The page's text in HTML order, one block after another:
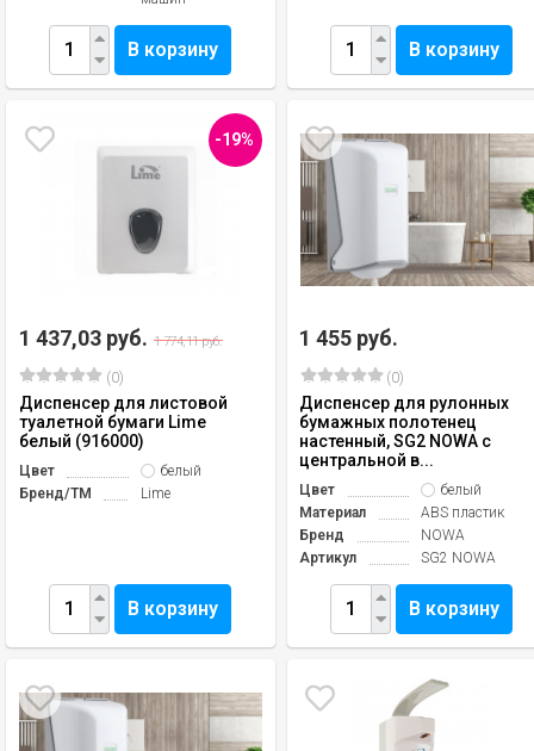
В корзину В корзину
-19%
1 437,03 руб. 1 774,11 руб.
(0)
Диспенсер для листовой
туалетной бумаги Lime
белый (916000)
Цвет
белый
Бренд/TM
Lime
В корзину
1 455 руб.
(0)
Диспенсер для рулонных
бумажных полотенец
настенный, SG2 NOWA с
центральной в...
Цвет
белый
Материал
ABS пластик
Бренд
NOWA
Артикул
SG2 NOWA
В корзину